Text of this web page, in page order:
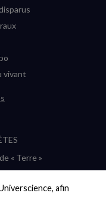
afin
vivant
« Terre »
?